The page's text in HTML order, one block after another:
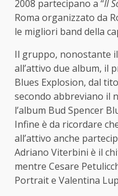
2008 partecipano a “Il
Roma organizzato da
le migliori band della
Il gruppo, nonostante
all’attivo due album, il
Blues Explosion, dal
secondo abbreviano il
l’album Bud Spencer
Infine è da ricordare
all’attivo anche
Adriano Viterbini è il
mentre Cesare
Portrait e Valentina